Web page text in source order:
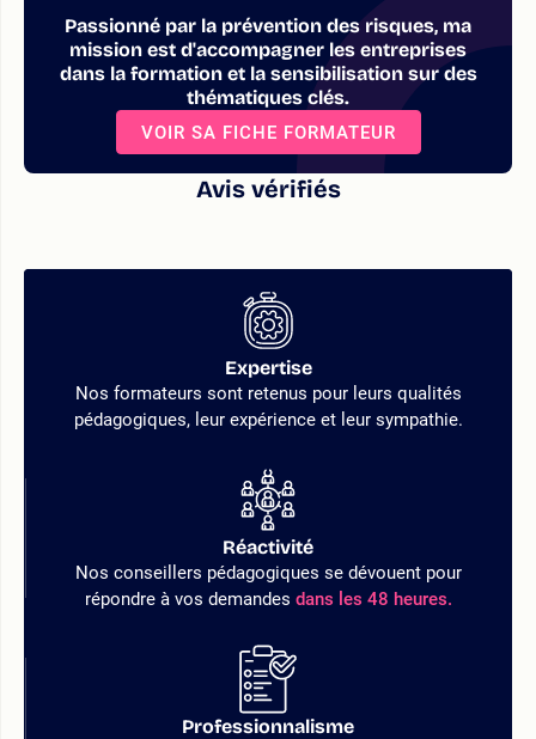
Passionné par la prévention des risques, ma
mission est d'accompagner les entreprises
dans la formation et la sensibilisation sur des
thématiques clés.
VOIR SA FICHE FORMATEUR
Avis vérifiés
Expertise
Nos formateurs sont retenus pour leurs qualités
pédagogiques, leur expérience et leur sympathie.
Réactivité
Nos conseillers pédagogiques se dévouent pour
répondre à vos demandes dans les 48 heures.
Professionnalisme